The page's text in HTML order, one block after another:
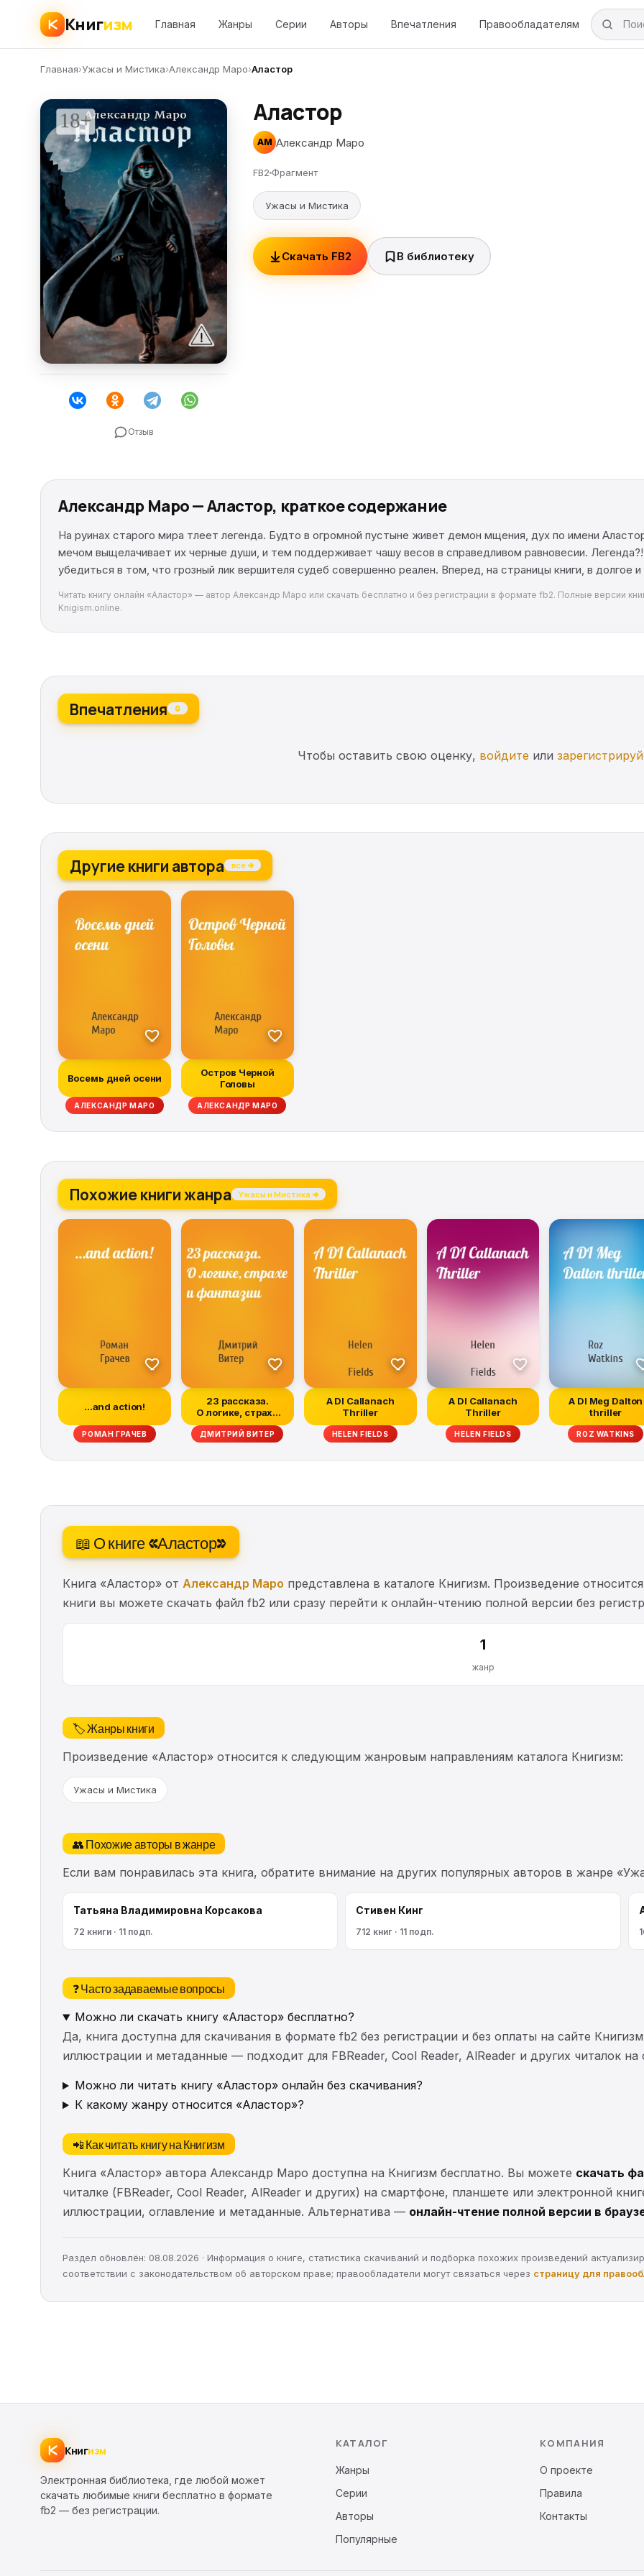
Книгизм Главная Жанры Серии Авторы Впечатления Правообладателям
Главная›Ужасы и Мистика›Александр Маро›Аластор
Отзыв
Аластор
АМ Александр Маро
FB2 Фрагмент
Ужасы и Мистика
Скачать FB2 В библиотеку
Александр Маро — Аластор, краткое содержание
На руинах старого мира тлеет легенда. Будто в огромной пустыне живет демон мщения, дух по имени
мечом выщелачивает их черные души, и тем поддерживает чашу весов в справедливом равновесии.
убедиться в том, что грозный лик вершителя судеб совершенно реален. Вперед, на страницы книги, в долгое
Читать книгу онлайн «Аластор» — автор Александр Маро или скачать бесплатно и без регистрации в формате fb2. Полные версии
Knigism.online.
Впечатления 0
Чтобы оставить свою оценку, войдите или
Другие книги автора все →
Восемь дней осени
АЛЕКСАНДР МАРО
Остров Черной
Головы
АЛЕКСАНДР МАРО
Похожие книги жанра Ужасы и Мистика →
…and action!
РОМАН ГРАЧЕВ
23 рассказа.
О логике, страхе
и фантазии
ДМИТРИЙ ВИТЕР
A DI Callanach
Thriller
HELEN FIELDS
A DI Callanach
Thriller
HELEN FIELDS
A DI Meg Dalton
thriller
ROZ WATKINS
📖 О книге «Аластор»
Книга «Аластор» от Александр Маро представлена в каталоге Книгизм. Произведение
книги вы можете скачать файл fb2 или сразу перейти к онлайн-чтению полной версии без
1
жанр
🏷️ Жанры книги
Произведение «Аластор» относится к следующим жанровым направлениям каталога Книгизм:
Ужасы и Мистика
👥 Похожие авторы в жанре
Если вам понравилась эта книга, обратите внимание на других популярных авторов в жанре
Татьяна Владимировна Корсакова
72 книги · 11 подп.
Стивен Кинг
712 книг · 11 подп.
❓ Часто задаваемые вопросы
Можно ли скачать книгу «Аластор» бесплатно?
Да, книга доступна для скачивания в формате fb2 без регистрации и без оплаты на сайте
иллюстрации и метаданные — подходит для FBReader, Cool Reader, AlReader и других читалок
Можно ли читать книгу «Аластор» онлайн без скачивания?
К какому жанру относится «Аластор»?
📲 Как читать книгу на Книгизм
Книга «Аластор» автора Александр Маро доступна на Книгизм бесплатно. Вы можете скачать
читалке (FBReader, Cool Reader, AlReader и других) на смартфоне, планшете или электронной
иллюстрации, оглавление и метаданные. Альтернатива — онлайн-чтение полной версии в
Раздел обновлён: 08.08.2026 · Информация о книге, статистика скачиваний и подборка похожих произведений
соответствии с законодательством об авторском праве; правообладатели могут связаться через страницу для
Книгизм
Электронная библиотека, где любой может
скачать любимые книги бесплатно в формате
fb2 — без регистрации.
КАТАЛОГ
Жанры
Серии
Авторы
Популярные
КОМПАНИЯ
О проекте
Правила
Контакты